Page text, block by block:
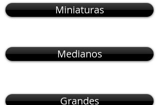
Miniaturas
Medianos
Grandes